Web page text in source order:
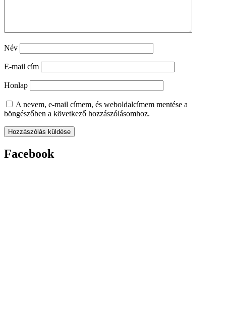
Név
E-mail cím
Honlap
A nevem, e-mail címem, és weboldalcímem mentése a
böngészőben a következő hozzászólásomhoz.
Facebook